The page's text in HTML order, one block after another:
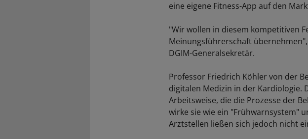
eine eigene Fitness-App auf den
"Wir wollen in diesem kompetitiven
Meinungsführerschaft
DGIM-Generalsekretär.
Professor Friedrich Köhler von der
digitalen Medizin in der Kardiologie.
Arbeitsweise, die die Prozesse der
wirke sie wie ein "Frühwarnsystem"
Arztstellen ließen sich jedoch nicht